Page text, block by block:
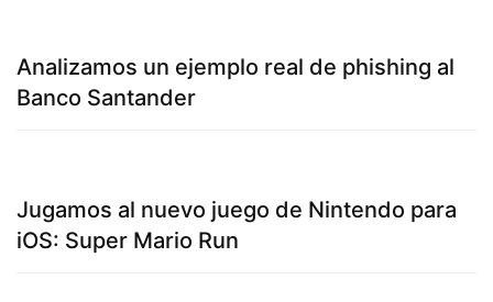
Analizamos un ejemplo real de phishing al
Banco Santander
Jugamos al nuevo juego de Nintendo para
iOS: Super Mario Run